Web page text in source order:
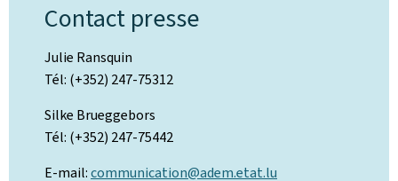
Contact presse
Julie Ransquin
Tél: (+352) 247-75312
Silke Brueggebors
Tél: (+352) 247-75442
E-mail:communication@adem.etat.lu